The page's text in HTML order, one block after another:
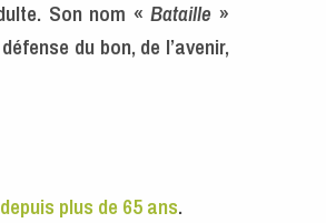
Son nom «Bataille »
du bon, de l’avenir,
depuis plus de 65 ans.